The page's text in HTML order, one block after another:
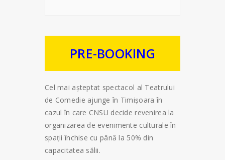
PRE-BOOKING
Cel mai așteptat spectacol al Teatrului
de Comedie ajunge în Timișoara în
cazul în care CNSU decide revenirea la
organizarea de evenimente culturale în
spații închise cu până la 50% din
capacitatea sălii.